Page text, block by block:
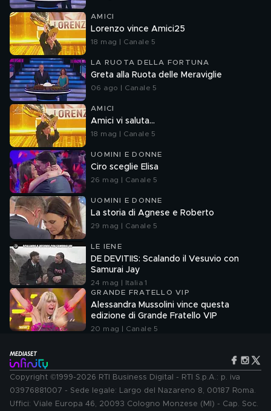
AMICI
Lorenzo vince Amici25
18 mag | Canale 5
LA RUOTA DELLA FORTUNA
Greta alla Ruota delle Meraviglie
06 ago | Canale 5
AMICI
Amici vi saluta...
18 mag | Canale 5
UOMINI E DONNE
Ciro sceglie Elisa
26 mag | Canale 5
UOMINI E DONNE
La storia di Agnese e Roberto
29 mag | Canale 5
LE IENE
DE DEVITIIS: Scalando il Vesuvio con
Samurai Jay
24 mag | Italia 1
GRANDE FRATELLO VIP
Alessandra Mussolini vince questa
edizione di Grande Fratello VIP
20 mag | Canale 5
Copyright ©1999-2026 RTI Business Digital - RTI S.p.A.: p. iva
03976881007 - Sede legale: Largo del Nazareno 8, 00187 Roma.
Uffici: Viale Europa 46, 20093 Cologno Monzese (MI) - Cap. Soc.